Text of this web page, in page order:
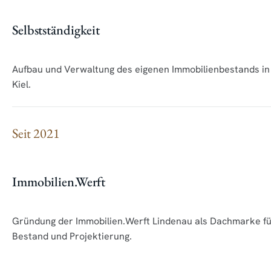
Selbstständigkeit
Aufbau und Verwaltung des eigenen Immobilienbestands in
Kiel.
Seit 2021
Immobilien.Werft
Gründung der Immobilien.Werft Lindenau als Dachmarke
Bestand und Projektierung.